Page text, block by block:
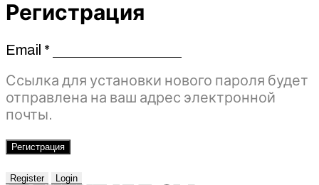
Регистрация
Email *Обязательно
Ссылка для установки нового пароля будет
отправлена ​​на ваш адрес электронной
почты.
Регистрация
Register Login